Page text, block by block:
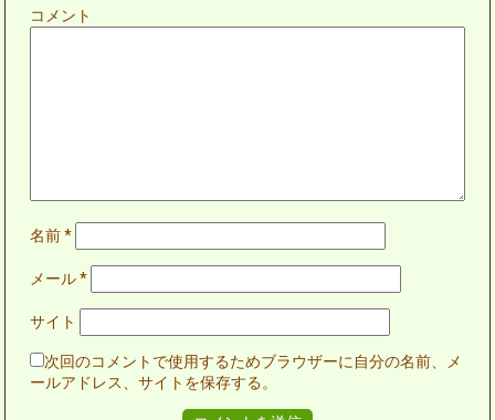
コメント
名前*
メール*
サイト
次回のコメントで使用するためブラウザーに自分の名前、メ
ールアドレス、サイトを保存する。